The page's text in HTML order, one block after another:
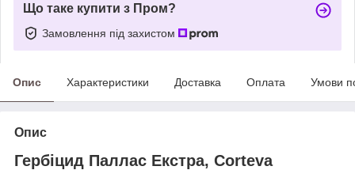
Що таке купити з Пром?
Замовлення під захистом
Опис Характеристики Доставка Оплата Умови
Опис
Гербіцид Паллас Екстра, Corteva